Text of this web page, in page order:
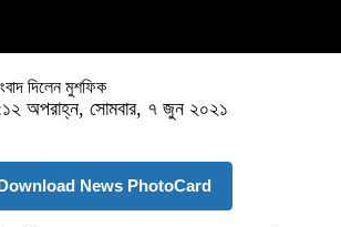
দিলেন মুশফিক
অপরাহ্ন, সোমবার, ৭ জুন ২০২১
News PhotoCard